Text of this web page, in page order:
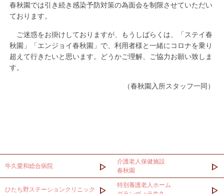
春秋園では引き続き感染予防対策の為面会を制限させていただい
ております。
ご迷惑をお掛けしておりますが、もうしばらくは、「ステイ春
秋園」「エンジョイ春秋園」で、利用者様と一緒にコロナを乗り
超えて行きたいと思います。どうかご理解、ご協力お願い致しま
す。
（春秋園入所スタッフ一同）
牛久愛和総合病院
介護老人保健施設
春秋園
ひたち野ステーションクリニック
特別養護老人ホーム